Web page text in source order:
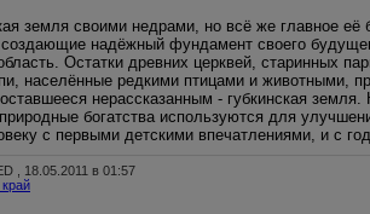
земля своими недрами, но всё же главное
создающие надёжный фундамент своего
Остатки древних церквей, старинных
населённые редкими птицами и животными,
нерассказанным - губкинская
богатства используются для
с первыми детскими впечатлениями, и с
, 18.05.2011 в 01:57